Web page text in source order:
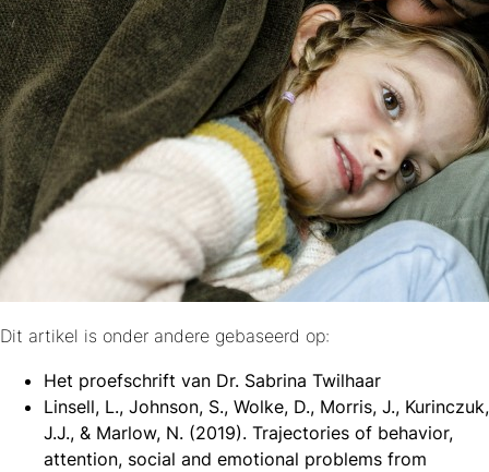
Dit artikel is onder andere gebaseerd op:
Het proefschrift van Dr. Sabrina Twilhaar
Linsell, L., Johnson, S., Wolke, D., Morris, J., Kurinczuk,
J.J., & Marlow, N. (2019). Trajectories of behavior,
attention, social and emotional problems from